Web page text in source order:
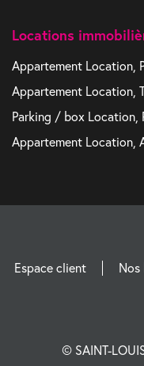
Locations
Appartement Location,
Appartement Location,
Parking / box Location,
Appartement Location,
Espace client Nos
© SAINT-